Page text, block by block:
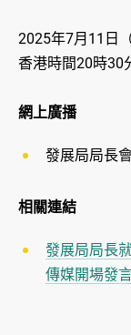
2025年7月11日
香港時間20時30
網上廣播
發展局局長
相關連結
發展局局長
傳媒開場發